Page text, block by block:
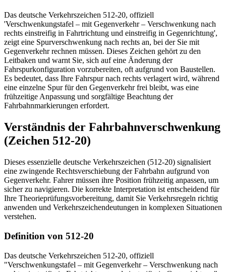
Das deutsche Verkehrszeichen 512-20, offiziell
'Verschwenkungstafel – mit Gegenverkehr – Verschwenkung nach
rechts einstreifig in Fahrtrichtung und einstreifig in Gegenrichtung',
zeigt eine Spurverschwenkung nach rechts an, bei der Sie mit
Gegenverkehr rechnen müssen. Dieses Zeichen gehört zu den
Leitbaken und warnt Sie, sich auf eine Änderung der
Fahrspurkonfiguration vorzubereiten, oft aufgrund von Baustellen.
Es bedeutet, dass Ihre Fahrspur nach rechts verlagert wird, während
eine einzelne Spur für den Gegenverkehr frei bleibt, was eine
frühzeitige Anpassung und sorgfältige Beachtung der
Fahrbahnmarkierungen erfordert.
Verständnis der Fahrbahnverschwenkung
(Zeichen 512-20)
Dieses essenzielle deutsche Verkehrszeichen (512-20) signalisiert
eine zwingende Rechtsverschiebung der Fahrbahn aufgrund von
Gegenverkehr. Fahrer müssen ihre Position frühzeitig anpassen, um
sicher zu navigieren. Die korrekte Interpretation ist entscheidend für
Ihre Theorieprüfungsvorbereitung, damit Sie Verkehrsregeln richtig
anwenden und Verkehrszeichendeutungen in komplexen Situationen
verstehen.
Definition von 512-20
Das deutsche Verkehrszeichen 512-20, offiziell
"Verschwenkungstafel – mit Gegenverkehr – Verschwenkung nach